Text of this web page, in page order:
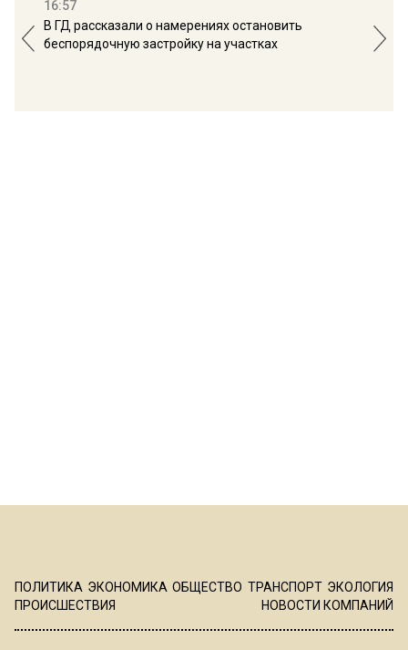
16:57
В ГД рассказали о намерениях остановить
беспорядочную застройку на участках
ПОЛИТИКА ЭКОНОМИКА ОБЩЕСТВО ТРАНСПОРТ ЭКОЛОГИЯ
ПРОИСШЕСТВИЯ
НОВОСТИ КОМПАНИЙ